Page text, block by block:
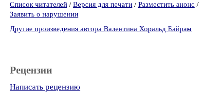
Список читателей / Версия для печати / Разместить анонс /
Заявить о нарушении
Другие произведения автора Валентина Хоральд Байрам
Рецензии
Написать рецензию